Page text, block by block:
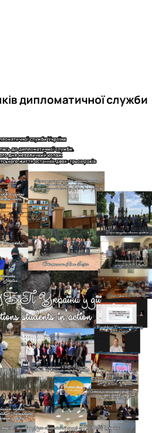
дипломатичної служби